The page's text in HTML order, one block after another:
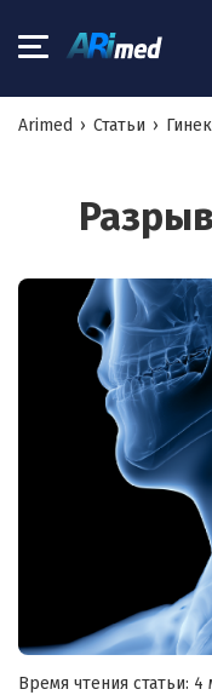
Arimed › Статьи ›
Время чтения статьи: 4
Ваше имя:*
Ваш телефон:*
Ваш e-mail:*
Я согласен на